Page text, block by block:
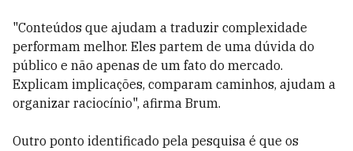
"Conteúdos que ajudam a traduzir complexidade
performam melhor. Eles partem de uma dúvida do
público e não apenas de um fato do mercado.
Explicam implicações, comparam caminhos, ajudam a
organizar raciocínio", afirma Brum.
Outro ponto identificado pela pesquisa é que os